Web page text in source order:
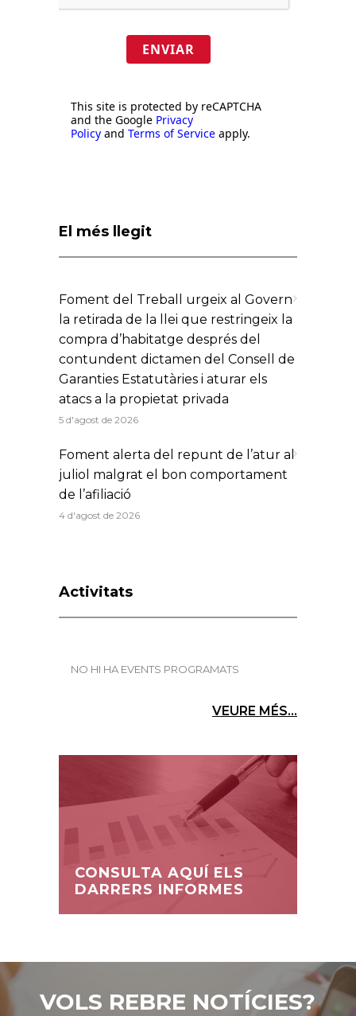
ENVIAR
This site is protected by reCAPTCHA
and the Google Privacy
Policy and Terms of Service apply.
El més llegit
Foment del Treball urgeix al Govern
la retirada de la llei que restringeix la
compra d’habitatge després del
contundent dictamen del Consell de
Garanties Estatutàries i aturar els
atacs a la propietat privada
5 d'agost de 2026
Foment alerta del repunt de l’atur al
juliol malgrat el bon comportament
de l’afiliació
4 d'agost de 2026
Activitats
NO HI HA EVENTS PROGRAMATS
VEURE MÉS...
CONSULTA AQUÍ ELS
DARRERS INFORMES
VOLS REBRE NOTÍCIES?